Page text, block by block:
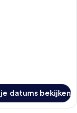
datums bekijken